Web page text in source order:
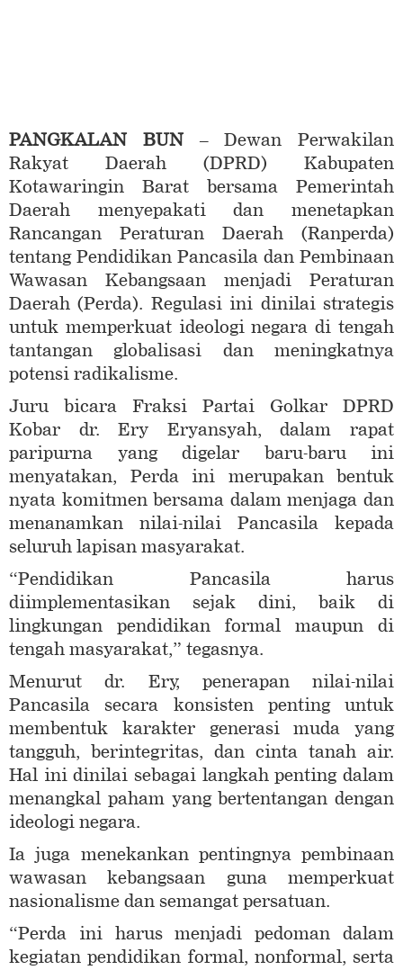
PANGKALAN BUN– Dewan Perwakilan
Rakyat Daerah (DPRD) Kabupaten
Kotawaringin Barat bersama Pemerintah
Daerah menyepakati dan menetapkan
Rancangan Peraturan Daerah (Ranperda)
tentang Pendidikan Pancasila dan Pembinaan
Wawasan Kebangsaan menjadi Peraturan
Daerah (Perda). Regulasi ini dinilai strategis
untuk memperkuat ideologi negara di tengah
tantangan globalisasi dan meningkatnya
potensi radikalisme.
Juru bicara Fraksi Partai Golkar DPRD
Kobar dr. Ery Eryansyah, dalam rapat
paripurna yang digelar baru-baru ini
menyatakan, Perda ini merupakan bentuk
nyata komitmen bersama dalam menjaga dan
menanamkan nilai-nilai Pancasila kepada
seluruh lapisan masyarakat.
“Pendidikan Pancasila harus
diimplementasikan sejak dini, baik di
lingkungan pendidikan formal maupun di
tengah masyarakat,” tegasnya.
Menurut dr. Ery, penerapan nilai-nilai
Pancasila secara konsisten penting untuk
membentuk karakter generasi muda yang
tangguh, berintegritas, dan cinta tanah air.
Hal ini dinilai sebagai langkah penting dalam
menangkal paham yang bertentangan dengan
ideologi negara.
Ia juga menekankan pentingnya pembinaan
wawasan kebangsaan guna memperkuat
nasionalisme dan semangat persatuan.
“Perda ini harus menjadi pedoman dalam
kegiatan pendidikan formal, nonformal, serta